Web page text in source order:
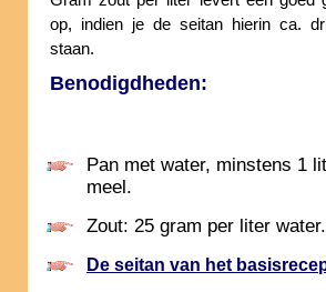
op, indien je de seitan hierin ca.
staan.
Benodigdheden:
Pan met water, minstens 1
meel.
Zout: 25 gram per liter water.
De seitan van het